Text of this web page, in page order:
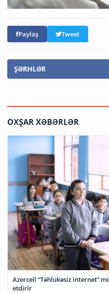
Paylaş Tweet
ŞƏRHLƏR
OXŞAR XƏBƏRLƏR
Azercell “Təhlükəsiz internet”
etdirir